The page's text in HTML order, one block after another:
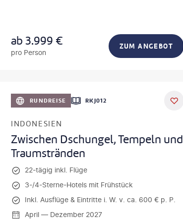
ab3.999 €
pro Person
ZUM ANGEBOT
RUNDREISE RKJ012
INDONESIEN
Zwischen Dschungel, Tempeln und
Traumstränden
22-tägig inkl. Flüge
3-/4-Sterne-Hotels mit Frühstück
Inkl. Ausflüge & Eintritte i. W. v. ca. 600 € p. P.
April — Dezember 2027